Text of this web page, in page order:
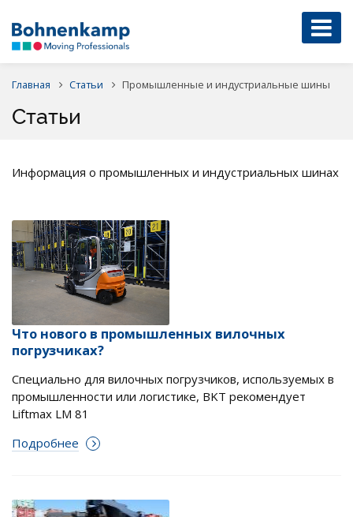
Главная Статьи Промышленные и индустриальные шины
Статьи
Информация о промышленных и индустриальных шинах
Что нового в промышленных вилочных
погрузчиках?
Специально для вилочных погрузчиков, используемых в
промышленности или логистике, BKT рекомендует
Liftmax LM 81
Подробнее